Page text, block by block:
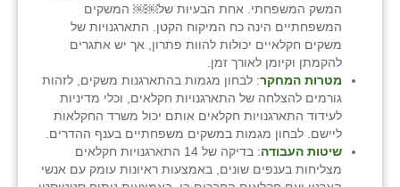
המשק המשפחתי. אחת הבעיות של￼￼ המשקים
המשפחתיים הינה כח המיקוח הקטן. התארגנויות של
משקים חקלאיים יכולות להוות פתרון, אך יש אתגרים
להקמתן וקיומן לאורך זמן.
מטרות המחקר: לבחון מגמות בהתארגנות משקים, לזהות
גורמים להצלחה של התארגנויות חקלאים, וכלי מדיניות
לעידוד התארגנויות חקלאים אותם יכול משרד החקלאות
ליישם. לבחון מגמות במשקים משפחתיים בענף ההדרים.
שיטות העבודה
: בדיקה של 14 התארגנויות חקלאים
מצליחות בענפים שונים, באמצעות ראיונות עומק עם אנשי
רימונים
רמות השבים
רמת הדר